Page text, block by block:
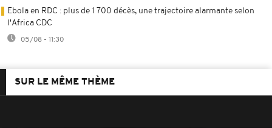
Ebola en RDC : plus de 1 700 décès, une trajectoire alarmante selon
l'Africa CDC
05/08 - 11:30
SUR LE MÊME THÈME